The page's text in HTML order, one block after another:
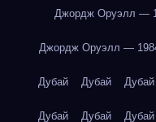
Джордж Оруэлл —
Джордж Оруэлл —
Дубай Дубай Дубай
Дубай Дубай Дубай